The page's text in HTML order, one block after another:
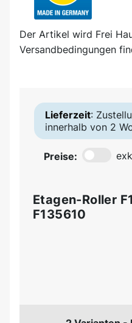
Der Artikel wird Frei
Versandbedingungen
Lieferzeit:
innerhalb von 2
Preise:
Etagen-Roller
F135610